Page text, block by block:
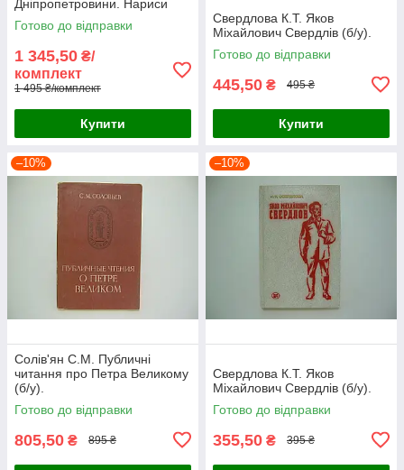
Дніпропетровини. Нариси
про Героях Радянського
Союзу (б/у).
Готово до відправки
1 345,50 ₴/
комплект
1 495 ₴/комплект
Купити
Свердлова К.Т. Яков
Міхайлович Свердлів (б/у).
Готово до відправки
445,50 ₴ 495 ₴
Купити
–10%
Солів'ян С.М. Публичні
читання про Петра Великому
(б/у).
Готово до відправки
805,50 ₴ 895 ₴
–10%
Свердлова К.Т. Яков
Міхайлович Свердлів (б/у).
Готово до відправки
355,50 ₴ 395 ₴